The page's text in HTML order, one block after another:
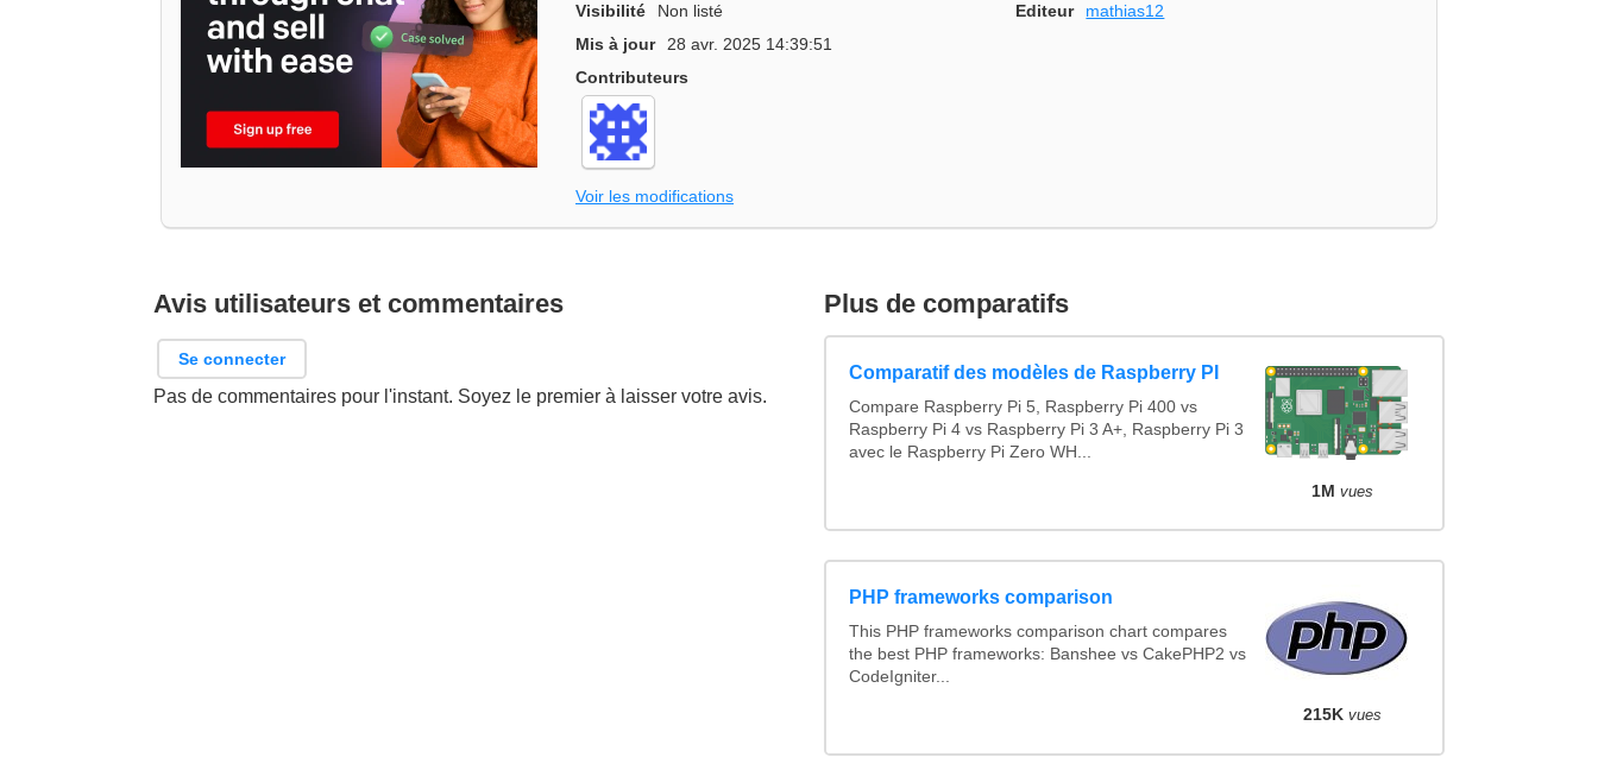
Visibilité
Non listé Editeur
mathias12
Mis à jour
28 avr. 2025 14:39:51
Contributeurs
Voir les modifications
Avis utilisateurs et commentaires
Se connecter
Pas de commentaires pour l'instant. Soyez le premier à laisser votre avis.
Plus de comparatifs
Comparatif des modèles de Raspberry PI
Compare Raspberry Pi 5, Raspberry Pi 400 vs
Raspberry Pi 4 vs Raspberry Pi 3 A+, Raspberry Pi 3
avec le Raspberry Pi Zero WH...
1M vues
PHP frameworks comparison
This PHP frameworks comparison chart compares
the best PHP frameworks: Banshee vs CakePHP2 vs
CodeIgniter...
215K vues